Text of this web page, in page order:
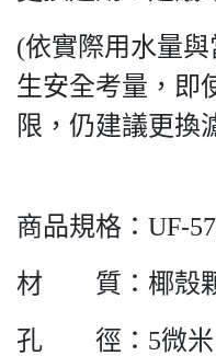
(依實際用水量
生安全考量，即
限，仍建議更換
商品規格：UF-
材 質：椰殼
孔 徑：5微米